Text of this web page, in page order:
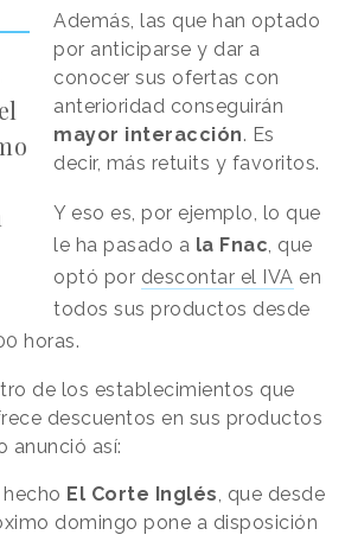
Además, las que han optado
por anticiparse y dar a
conocer sus ofertas con
anterioridad conseguirán
mayor interacción. Es
decir, más retuits y favoritos.
Y eso es, por ejemplo, lo que
le ha pasado a la Fnac que
optó por descontar el IVA en
todos sus productos desde
horas.
de los establecimientos que
descuentos en sus productos
anunció así:
El Corte Inglés , que desde
domingo pone a disposición